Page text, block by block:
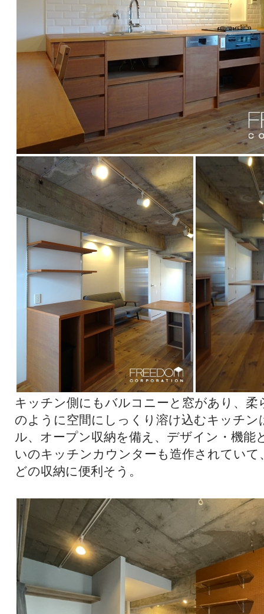
キッチン側にもバルコニーと窓があり、柔
のように空間にしっくり溶け込むキッチン
ル、オープン収納を備え、デザイン・機能
いのキッチンカウンターも造作されてい
どの収納に便利そう。